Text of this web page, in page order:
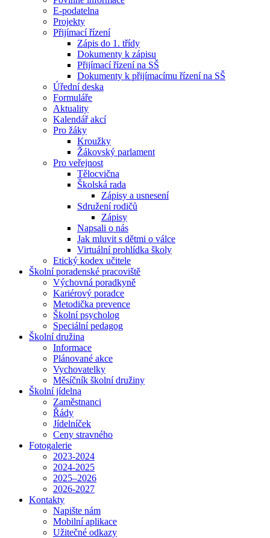
E-podatelna
Projekty
Přijímací řízení
Zápis do 1. třídy
Dokumenty k zápisu
Přijímací řízení na SŠ
Dokumenty k přijímacímu řízení na SŠ
Úřední deska
Formuláře
Aktuality
Kalendář akcí
Pro žáky
Kroužky
Žákovský parlament
Pro veřejnost
Tělocvična
Školská rada
Zápisy a usnesení
Sdružení rodičů
Zápisy
Napsali o nás
Jak mluvit s dětmi o válce
Virtuální prohlídka školy
Etický kodex učitele
Školní poradenské pracoviště
Výchovná poradkyně
Kariérový poradce
Metodička prevence
Školní psycholog
Speciální pedagog
Školní družina
Informace
Plánované akce
Vychovatelky
Měsíčník školní družiny
Školní jídelna
Zaměstnanci
Řády
Jídelníček
Ceny stravného
Fotogalerie
2023-2024
2024-2025
2025–2026
2026-2027
Kontakty
Napište nám
Mobilní aplikace
Užitečné odkazy